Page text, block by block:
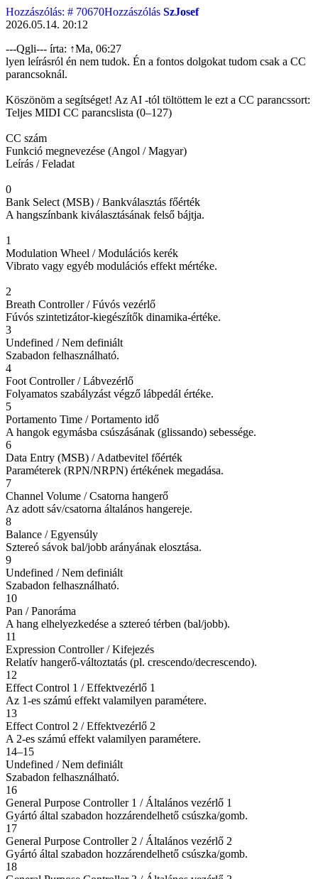
Hozzászólás: # 70670Hozzászólás SzJosef
2026.05.14. 20:12
---Qgli--- írta: ↑Ma, 06:27
lyen leírásról én nem tudok. Én a fontos dolgokat tudom csak a CC
parancsoknál.
Köszönöm a segítséget! Az AI -tól töltöttem le ezt a CC parancssort:
Teljes MIDI CC parancslista (0–127)
CC szám
Funkció megnevezése (Angol / Magyar)
Leírás / Feladat
0
Bank Select (MSB) / Bankválasztás főérték
A hangszínbank kiválasztásának felső bájtja.
1
Modulation Wheel / Modulációs kerék
Vibrato vagy egyéb modulációs effekt mértéke.
2
Breath Controller / Fúvós vezérlő
Fúvós szintetizátor-kiegészítők dinamika-értéke.
3
Undefined / Nem definiált
Szabadon felhasználható.
4
Foot Controller / Lábvezérlő
Folyamatos szabályzást végző lábpedál értéke.
5
Portamento Time / Portamento idő
A hangok egymásba csúszásának (glissando) sebessége.
6
Data Entry (MSB) / Adatbevitel főérték
Paraméterek (RPN/NRPN) értékének megadása.
7
Channel Volume / Csatorna hangerő
Az adott sáv/csatorna általános hangereje.
8
Balance / Egyensúly
Sztereó sávok bal/jobb arányának elosztása.
9
Undefined / Nem definiált
Szabadon felhasználható.
10
Pan / Panoráma
A hang elhelyezkedése a sztereó térben (bal/jobb).
11
Expression Controller / Kifejezés
Relatív hangerő-változtatás (pl. crescendo/decrescendo).
12
Effect Control 1 / Effektvezérlő 1
Az 1-es számú effekt valamilyen paramétere.
13
Effect Control 2 / Effektvezérlő 2
A 2-es számú effekt valamilyen paramétere.
14–15
Undefined / Nem definiált
Szabadon felhasználható.
16
General Purpose Controller 1 / Általános vezérlő 1
Gyártó által szabadon hozzárendelhető csúszka/gomb.
17
General Purpose Controller 2 / Általános vezérlő 2
Gyártó által szabadon hozzárendelhető csúszka/gomb.
18